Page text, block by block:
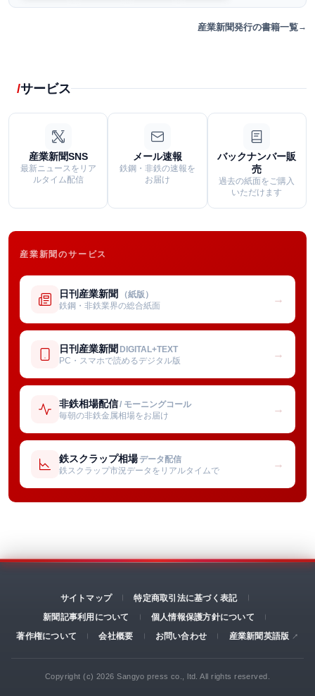
産業新聞発行の書籍一覧
サービス
産業新聞SNS
最新ニュースをリア
ルタイム配信
メール速報
鉄鋼・非鉄の速報を
お届け
バックナンバー販
売
過去の紙面をご購入
いただけます
産業新聞のサービス
日刊産業新聞 （紙版）
鉄鋼・非鉄業界の総合紙面
→
日刊産業新聞 DIGITAL+TEXT
PC・スマホで読めるデジタル版
→
非鉄相場配信/ モーニングコール
毎朝の非鉄金属相場をお届け
→
鉄スクラップ相場 データ配信
鉄スクラップ市況データをリアルタイムで
→
サイトマップ
特定商取引法に基づく表記
新聞記事利用について
個人情報保護方針について
著作権について
会社概要 お問い合わせ 産業新聞英語版
Copyright (c) 2026 Sangyo press co., ltd. All rights reserved.